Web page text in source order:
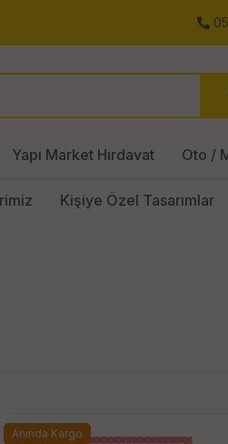
Yapı Market Hırdavat Oto /
Kişiye Özel Tasarımlar
Anında Kargo